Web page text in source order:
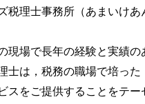
所得等（申告分離課税）
税理士事務所（あまいけあ
現場で長年の経験と実績の
士は，税務の職場で培っ
スをご提供することをテー